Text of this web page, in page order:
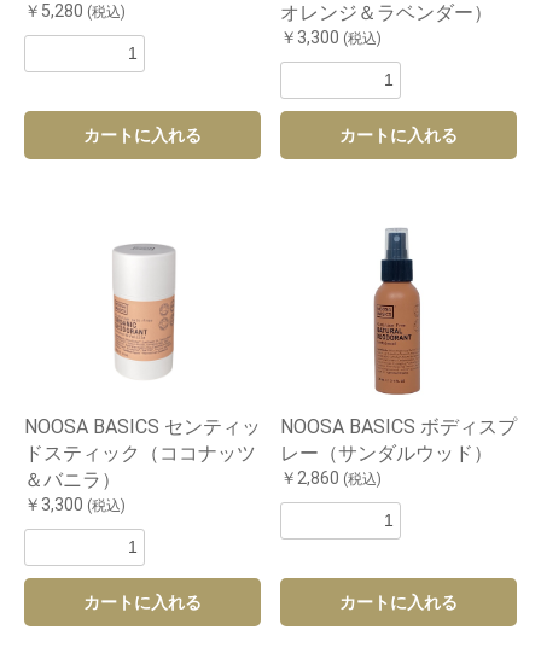
￥5,280 (税込)
カートに入れる
オレンジ＆ラベンダー）
￥3,300 (税込)
カートに入れる
NOOSA BASICS センティッ
ドスティック（ココナッツ
＆バニラ）
￥3,300 (税込)
カートに入れる
NOOSA BASICS ボディスプ
レー（サンダルウッド）
￥2,860 (税込)
カートに入れる